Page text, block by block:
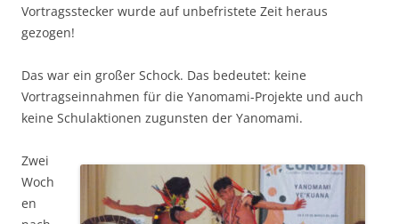
Vortragsstecker wurde auf unbefristete Zeit heraus
gezogen!
Das war ein großer Schock. Das bedeutet: keine
Vortragseinnahmen für die Yanomami-Projekte und auch
keine Schulaktionen zugunsten der Yanomami.
Zwei
Woch
en